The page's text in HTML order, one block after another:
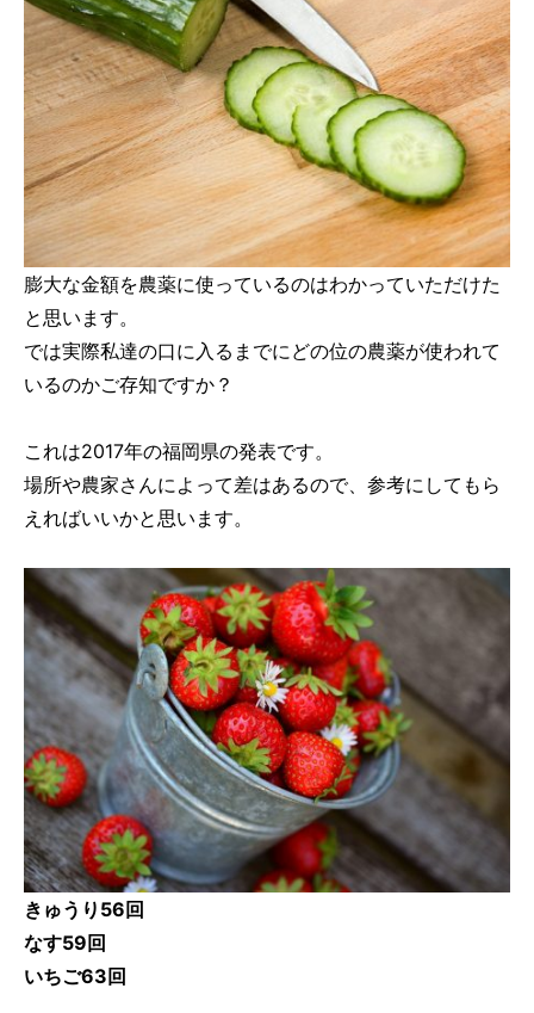
膨大な金額を農薬に使っているのはわかっていただけた
と思います。
では実際私達の口に入るまでにどの位の農薬が使われて
いるのかご存知ですか？
これは2017年の福岡県の発表です。
場所や農家さんによって差はあるので、参考にしてもら
えればいいかと思います。
きゅうり56回
なす59回
いちご63回